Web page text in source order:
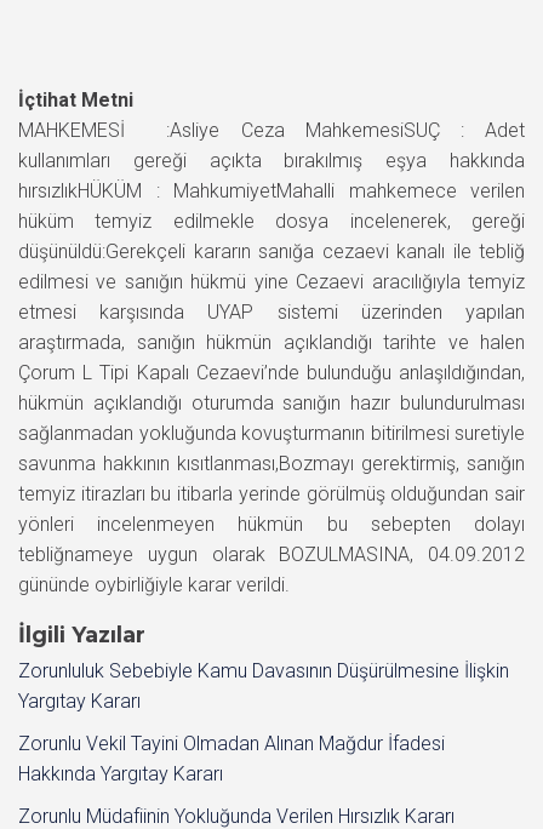
İçtihat Metni
MAHKEMESİ :Asliye Ceza MahkemesiSUÇ : Adet
kullanımları gereği açıkta bırakılmış eşya hakkında
hırsızlıkHÜKÜM : MahkumiyetMahalli mahkemece verilen
hüküm temyiz edilmekle dosya incelenerek, gereği
düşünüldü:Gerekçeli kararın sanığa cezaevi kanalı ile tebliğ
edilmesi ve sanığın hükmü yine Cezaevi aracılığıyla temyiz
etmesi karşısında UYAP sistemi üzerinden yapılan
araştırmada, sanığın hükmün açıklandığı tarihte ve halen
Çorum L Tipi Kapalı Cezaevi’nde bulunduğu anlaşıldığından,
hükmün açıklandığı oturumda sanığın hazır bulundurulması
sağlanmadan yokluğunda kovuşturmanın bitirilmesi suretiyle
savunma hakkının kısıtlanması,Bozmayı gerektirmiş, sanığın
temyiz itirazları bu itibarla yerinde görülmüş olduğundan sair
yönleri incelenmeyen hükmün bu sebepten dolayı
tebliğnameye uygun olarak BOZULMASINA, 04.09.2012
gününde oybirliğiyle karar verildi.
İlgili Yazılar
Zorunluluk Sebebiyle Kamu Davasının Düşürülmesine İlişkin
Yargıtay Kararı
Zorunlu Vekil Tayini Olmadan Alınan Mağdur İfadesi
Hakkında Yargıtay Kararı
Zorunlu Müdafiinin Yokluğunda Verilen Hırsızlık Kararı